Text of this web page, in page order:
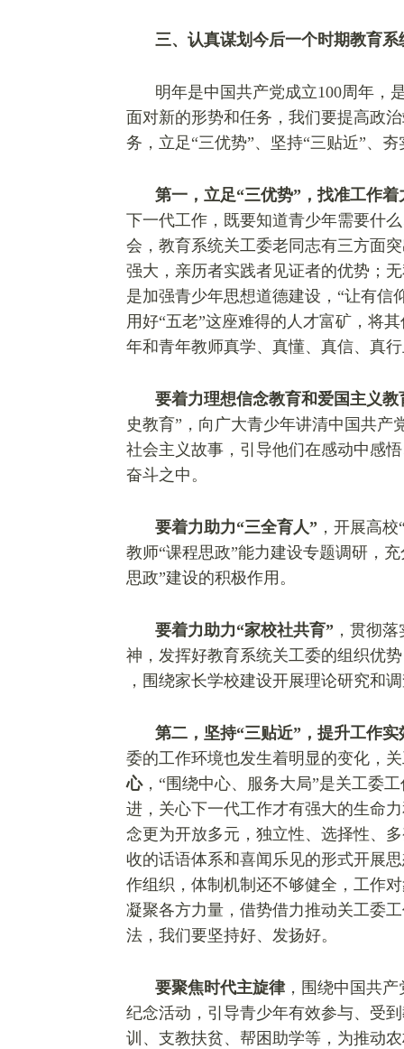
三、认真谋划今后一个时期教育
明年是中国共产党成立100周年，
面对新的形势和任务，我们要提高政
务，立足“三优势”、坚持“三贴近”、
第一，立足“三优势”，找准工作着
下一代工作，既要知道青少年需要什
会，教育系统关工委老同志有三方面
强大，亲历者实践者见证者的优势；
是加强青少年思想道德建设，“让有信
用好“五老”这座难得的人才富矿，将
年和青年教师真学、真懂、真信、真
要着力理想信念教育和爱国主义教
史教育”，向广大青少年讲清中国共
社会主义故事，引导他们在感动中感
奋斗之中。
要着力助力“三全育人” ，开展高
教师“课程思政”能力建设专题调研，
思政”建设的积极作用。
要着力助力“家校社共育” ，贯彻
神，发挥好教育系统关工委的组织优
，围绕家长学校建设开展理论研究和
第二，坚持“三贴近”，提升工作实
委的工作环境也发生着明显的变化，
心，“围绕中心、服务大局”是关工委
进，关心下一代工作才有强大的生命
念更为开放多元，独立性、选择性、
收的话语体系和喜闻乐见的形式开展
作组织，体制机制还不够健全，工作
凝聚各方力量，借势借力推动关工委
法，我们要坚持好、发扬好。
要聚焦时代主旋律，围绕中国共产
纪念活动，引导青少年有效参与、受
训、支教扶贫、帮困助学等，为推动